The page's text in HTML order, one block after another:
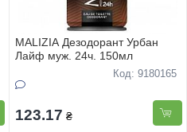
MALIZIA Дезодорант Урбан
Лайф муж. 24ч. 150мл
Код: 9180165
123.17 ₴